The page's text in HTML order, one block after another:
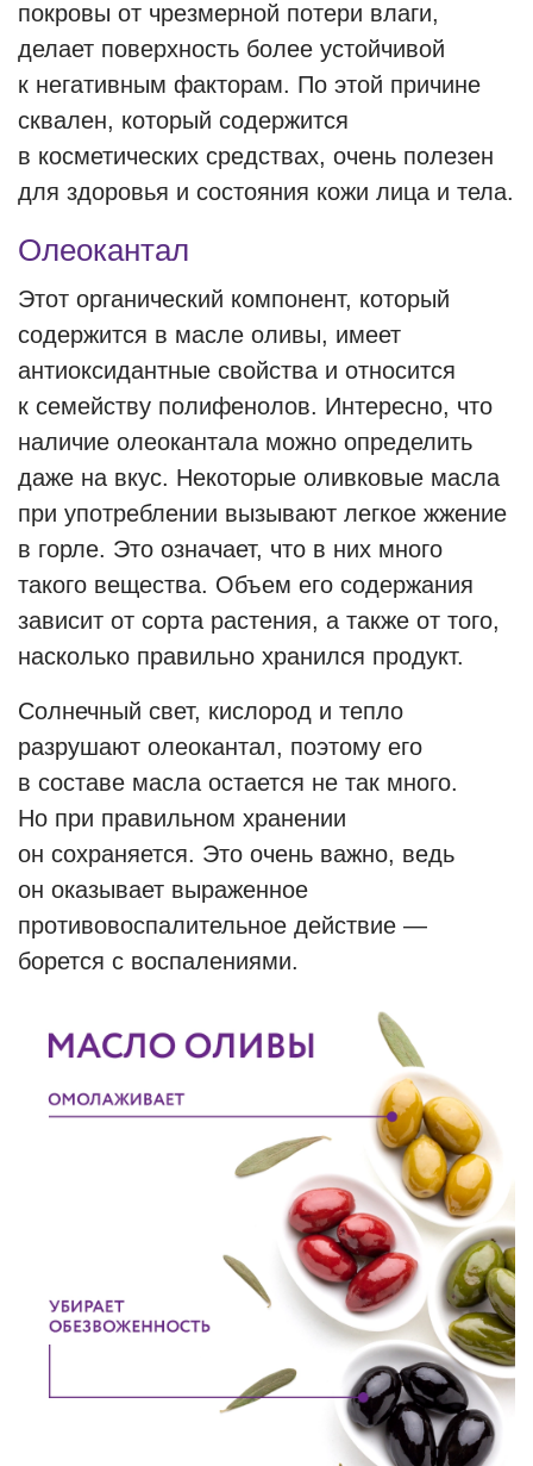
покровы от чрезмерной потери влаги,
делает поверхность более устойчивой
к негативным факторам. По этой причине
сквален, который содержится
в косметических средствах, очень полезен
для здоровья и состояния кожи лица и тела.
Олеокантал
Этот органический компонент, который
содержится в масле оливы, имеет
антиоксидантные свойства и относится
к семейству полифенолов. Интересно, что
наличие олеокантала можно определить
даже на вкус. Некоторые оливковые масла
при употреблении вызывают легкое жжение
в горле. Это означает, что в них много
такого вещества. Объем его содержания
зависит от сорта растения, а также от того,
насколько правильно хранился продукт.
Солнечный свет, кислород и тепло
разрушают олеокантал, поэтому его
в составе масла остается не так много.
Но при правильном хранении
он сохраняется. Это очень важно, ведь
он оказывает выраженное
противовоспалительное действие —
борется с воспалениями.